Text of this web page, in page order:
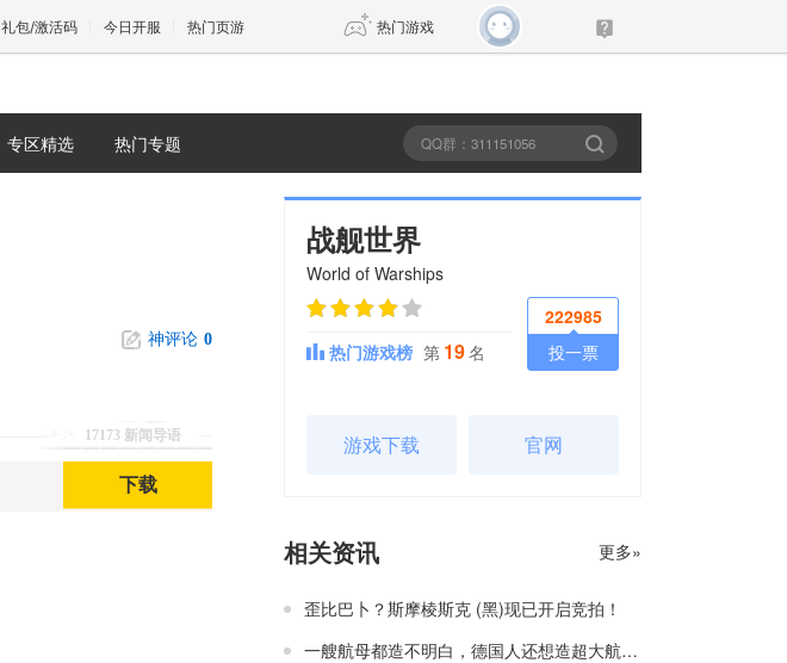
礼包/激活码 今日开服 热门页游 热门游戏
传奇4
新仙侠5
专区精选 热门专题
神评论 0
17173 新闻导语
下载
战舰世界
World of Warships
222985
投一票
热门游戏榜 第 19名
游戏下载 官网
相关资讯 更多»
歪比巴卜？斯摩棱斯克 (黑)现已开启竞拍！
一艘航母都造不明白，德国人还想造超大航母？